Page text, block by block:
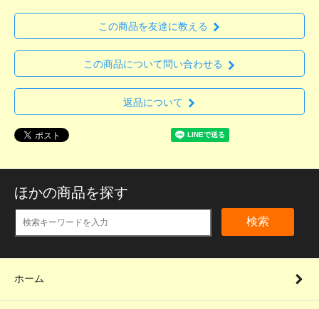
この商品を友達に教える
この商品について問い合わせる
返品について
ほかの商品を探す
検索
ホーム